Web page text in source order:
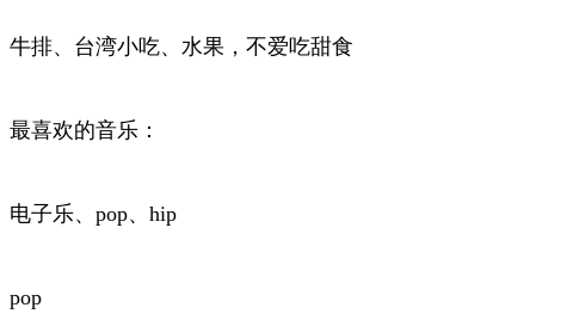
牛排、台湾小吃、水果，不爱吃甜食
最喜欢的音乐：
电子乐、pop、hip
pop